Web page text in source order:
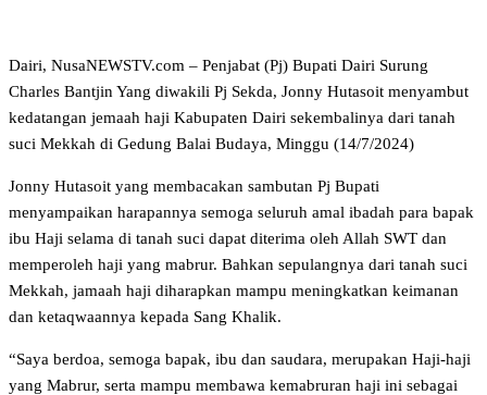
Dairi, NusaNEWSTV.com – Penjabat (Pj) Bupati Dairi Surung
Charles Bantjin Yang diwakili Pj Sekda, Jonny Hutasoit menyambut
kedatangan jemaah haji Kabupaten Dairi sekembalinya dari tanah
suci Mekkah di Gedung Balai Budaya, Minggu (14/7/2024)
Jonny Hutasoit yang membacakan sambutan Pj Bupati
menyampaikan harapannya semoga seluruh amal ibadah para bapak
ibu Haji selama di tanah suci dapat diterima oleh Allah SWT dan
memperoleh haji yang mabrur. Bahkan sepulangnya dari tanah suci
Mekkah, jamaah haji diharapkan mampu meningkatkan keimanan
dan ketaqwaannya kepada Sang Khalik.
“Saya berdoa, semoga bapak, ibu dan saudara, merupakan Haji-haji
yang Mabrur, serta mampu membawa kemabruran haji ini sebagai